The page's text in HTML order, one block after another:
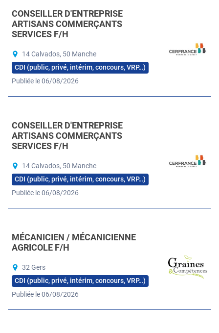
CONSEILLER D'ENTREPRISE
ARTISANS COMMERÇANTS
SERVICES F/H
14 Calvados, 50 Manche
CDI (public, privé, intérim, concours, VRP…)
Publiée le 06/08/2026
CONSEILLER D'ENTREPRISE
ARTISANS COMMERÇANTS
SERVICES F/H
14 Calvados, 50 Manche
CDI (public, privé, intérim, concours, VRP…)
Publiée le 06/08/2026
MÉCANICIEN / MÉCANICIENNE
AGRICOLE F/H
32 Gers
CDI (public, privé, intérim, concours, VRP…)
Publiée le 06/08/2026